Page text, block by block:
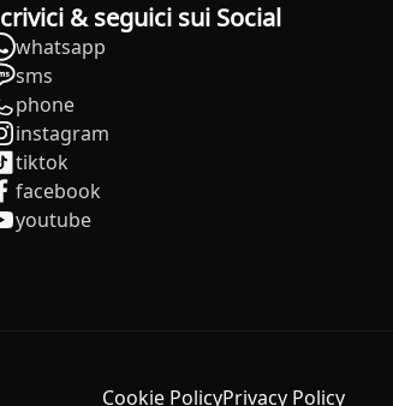
Scrivici & seguici sui Social
whatsapp
sms
phone
instagram
tiktok
facebook
youtube
Cookie PolicyPrivacy Policy